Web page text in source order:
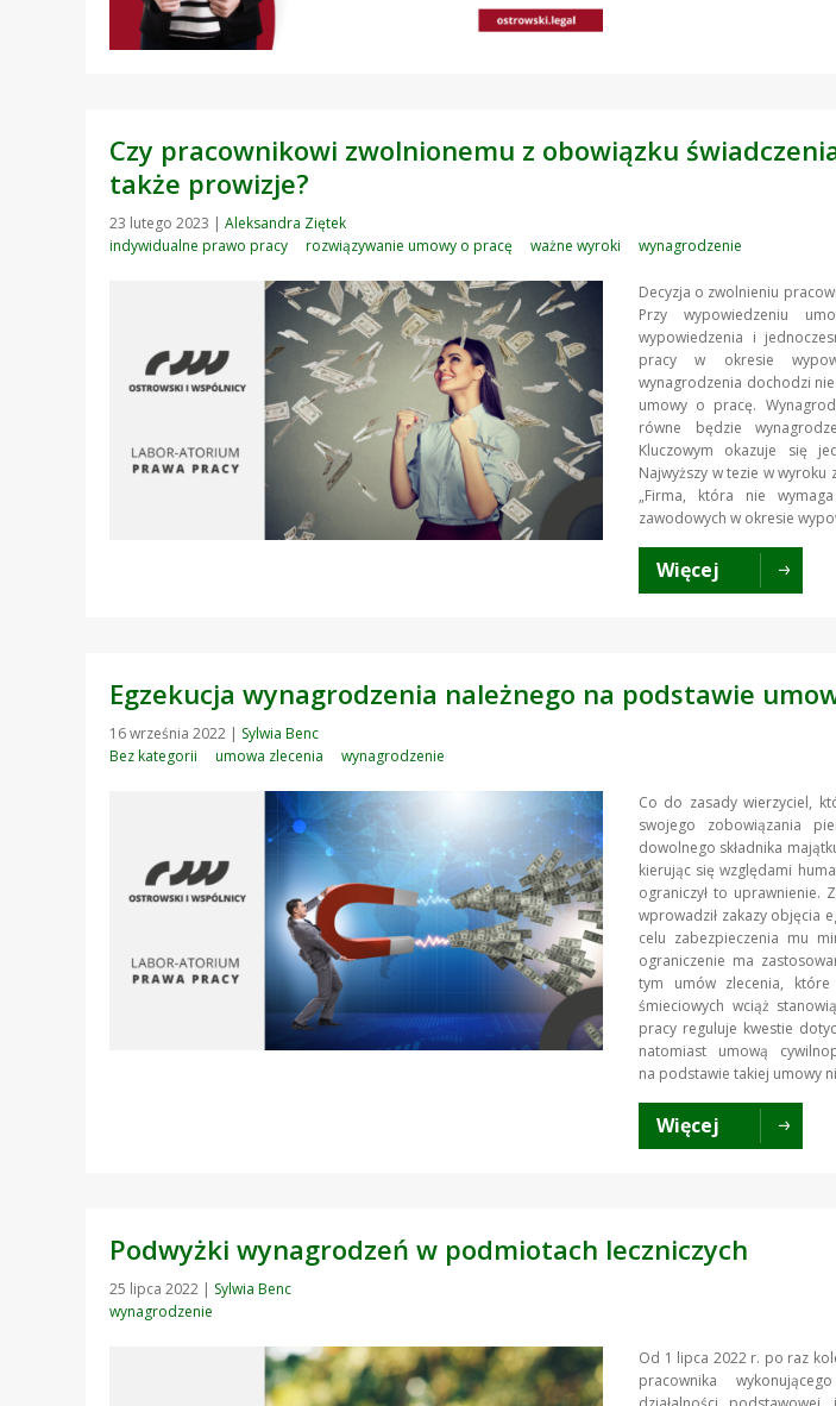
Czy pracownikowi zwolnionemu z obowiązku
także prowizje?
23 lutego 2023 | Aleksandra Ziętek
indywidualne prawo pracy
rozwiązywanie umowy o pracę ważne wyroki wynagrodzenie
Decyzja o zwolnieniu
Przy wypowiedzeniu
wypowiedzenia i
pracy w okresie
wynagrodzenia dochodzi
umowy o pracę.
równe będzie
Kluczowym okazuje się
Najwyższy w tezie w wyroku
„Firma, która nie
zawodowych w okresie
Więcej
Egzekucja wynagrodzenia należnego na podstawie
16 września 2022 | Sylwia Benc
Bez kategorii
umowa zlecenia wynagrodzenie
Co do zasady wierzyciel,
swojego zobowiązania
dowolnego składnika
kierując się względami
ograniczył to uprawnienie.
wprowadził zakazy objęcia
celu zabezpieczenia mu
ograniczenie ma
tym umów zlecenia,
śmieciowych wciąż
pracy reguluje kwestie
natomiast umową
na podstawie takiej umowy
Więcej
Podwyżki wynagrodzeń w podmiotach leczniczych
25 lipca 2022 | Sylwia Benc
wynagrodzenie
Od 1 lipca 2022 r. po raz
pracownika